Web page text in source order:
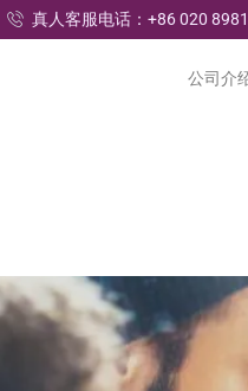
真人客服电话：+86 020
公司介